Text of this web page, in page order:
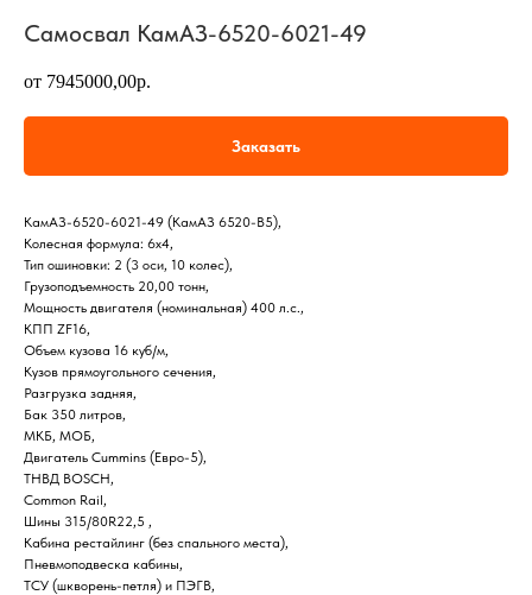
Самосвал КамАЗ-6520-6021-49
от 7945000,00р.
Заказать
КамАЗ-6520-6021-49 (КамАЗ 6520-В5),
Колесная формула: 6х4,
Тип ошиновки: 2 (3 оси, 10 колес),
Грузоподъемность 20,00 тонн,
Мощность двигателя (номинальная) 400 л.с.,
КПП ZF16,
Объем кузова 16 куб/м,
Кузов прямоугольного сечения,
Разгрузка задняя,
Бак 350 литров,
МКБ, МОБ,
Двигатель Cummins (Евро-5),
ТНВД BOSCH,
Common Rail,
Шины 315/80R22,5 ,
Кабина рестайлинг (без спального места),
Пневмоподвеска кабины,
ТСУ (шкворень-петля) и ПЭГВ,